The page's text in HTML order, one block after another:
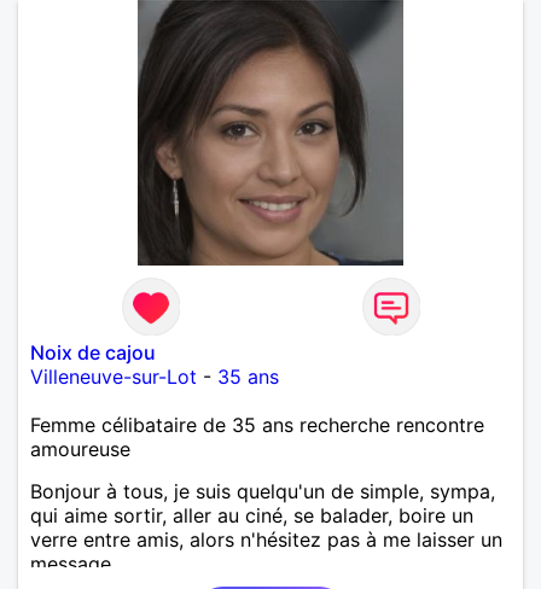
Noix de cajou
Villeneuve-sur-Lot - 35 ans
Femme célibataire de 35 ans recherche rencontre
amoureuse
Bonjour à tous, je suis quelqu'un de simple, sympa,
qui aime sortir, aller au ciné, se balader, boire un
verre entre amis, alors n'hésitez pas à me laisser un
message.